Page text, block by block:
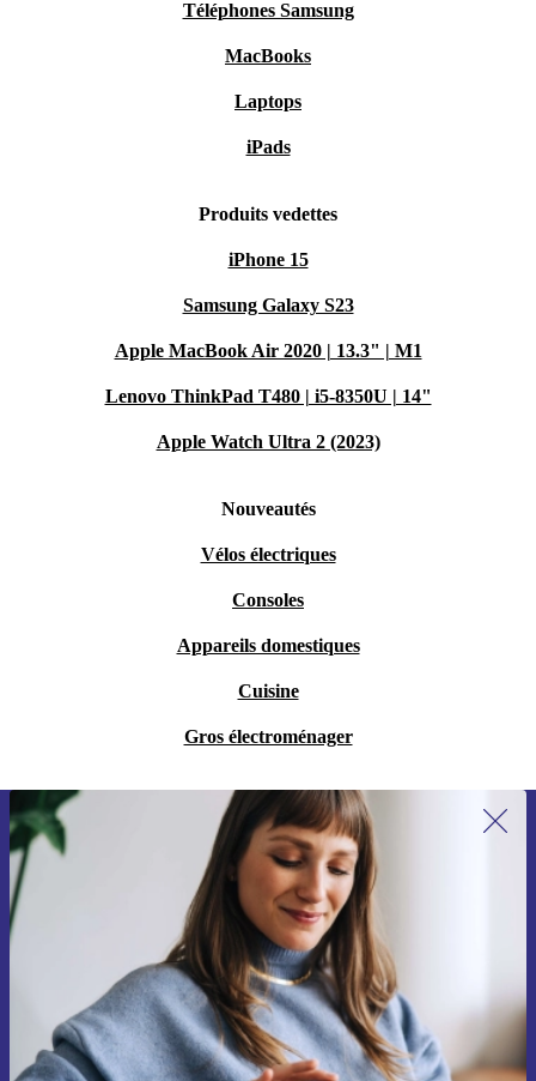
Téléphones Samsung
MacBooks
Laptops
iPads
Produits vedettes
iPhone 15
Samsung Galaxy S23
Apple MacBook Air 2020 | 13.3" | M1
Lenovo ThinkPad T480 | i5-8350U | 14"
Apple Watch Ultra 2 (2023)
Nouveautés
Vélos électriques
Consoles
Appareils domestiques
Cuisine
Gros électroménager
Recevoir offres et infos de refurbed
par mail
Ne manquez plus aucune offre.
S'inscrire
Retrouvez les informations sur l'utilisation des données personnelles